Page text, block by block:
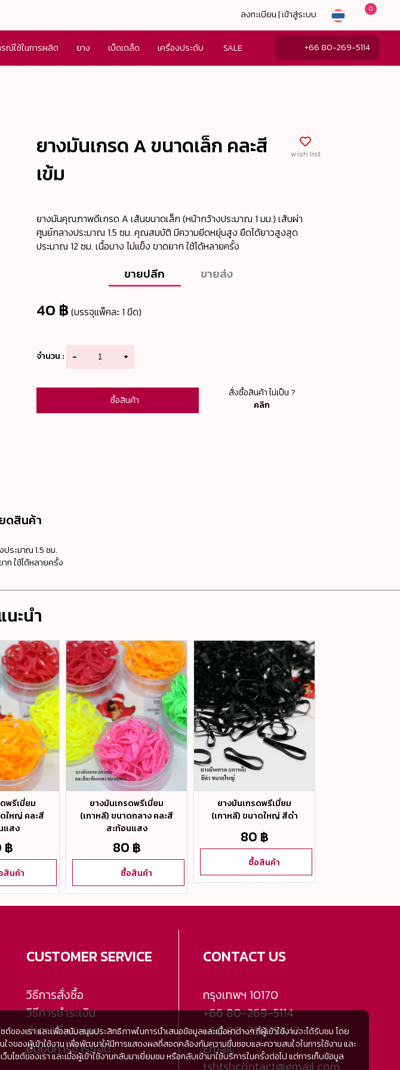
ลงทะเบียน | เข้าสู่ระบบ 0
ณ์ใช้ในการผลิต ยาง เบ็ดเตล็ด เครื่องประดับ SALE +66 80-269-5114
ยางมันเกรด A ขนาดเล็ก คละสี
เข้ม
wish list
ยางมันคุณภาพดีเกรด A เส้นขนาดเล็ก (หน้ากว้างประมาณ 1 มม.) เส้นผ่า
ศูนย์กลางประมาณ 1.5 ซม. คุณสมบัติ มีความยีดหยุ่นสูง ยืดได้ยาวสูงสุด
ประมาณ 12 ซม. เนื้อบาง ไม่แข็ง ขาดยาก ใช้ได้หลายครั้ง
ขายปลีก ขายส่ง
40 ฿ (บรรจุแพ็คละ 1 ขีด)
จำนวน : - +
ซื้อสินค้า
สั่งซื้อสินค้า ไม่เป็น ?
คลิก
ดสินค้า
ระมาณ 1.5 ซม.
ก ใช้ได้หลายครั้ง
ะนำ
พรีเมี่ยม
ใหญ่ คละสี
แสง
฿
สินค้า
ยางมันเกรดพรีเมี่ยม
(เกาหลี) ขนาดกลาง คละสี
สะท้อนแสง
80 ฿
ซื้อสินค้า
ยางมันเกรดพรีเมี่ยม
(เกาหลี) ขนาดใหญ่ สีดำ
80 ฿
ซื้อสินค้า
CUSTOMER SERVICE
วิธีการสั่งซื้อ
วิธีการชำระเงิน
คำถามที่พบบ่อย
ยืนยันการชำระเงิน
CONTACT US
กรุงเทพฯ 10170
+66 80-269-5114
+66 80-269-5447
Email:
tshtshcontact@gmail.com
งเรา และเพื่อสนับสนุนประสิทธิภาพในการนำเสนอข้อมูลและเนื้อหาต่างๆ ที่ผู้เข้าใช้งานจะได้รับชม โดย
ใจของผู้เข้าใช้งาน เพื่อพัฒนาให้มีการแสดงผลที่สอดคล้องกับความชื่นชอบและความสนใจในการใช้งาน และ
ต์ของเรา และเมื่อผู้เข้าใช้งานกลับมาเยี่ยมชม หรือกลับเข้ามาใช้บริการในครั้งต่อไป แต่การเก็บข้อมูล